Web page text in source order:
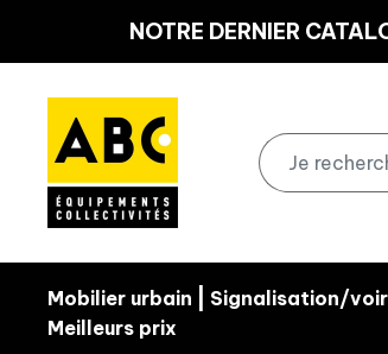
NOTRE DERNIER
Mobilier urbain Signalisation/
Meilleurs prix